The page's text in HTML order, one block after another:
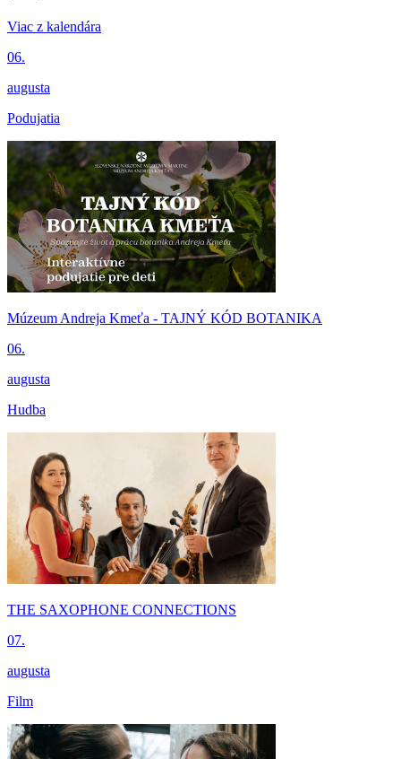
Viac z kalendára
06.
augusta
Podujatia
Múzeum Andreja Kmeťa - TAJNÝ KÓD BOTANIKA
06.
augusta
Hudba
THE SAXOPHONE CONNECTIONS
07.
augusta
Film